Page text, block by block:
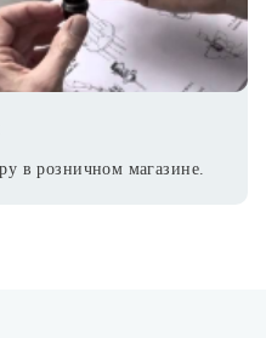
в розничном магазине.